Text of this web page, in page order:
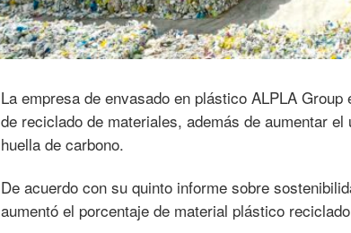
La empresa de envasado en plástico ALPLA
de reciclado de materiales, además de aumentar
huella de carbono.
De acuerdo con su quinto informe sobre
aumentó el porcentaje de material plástico